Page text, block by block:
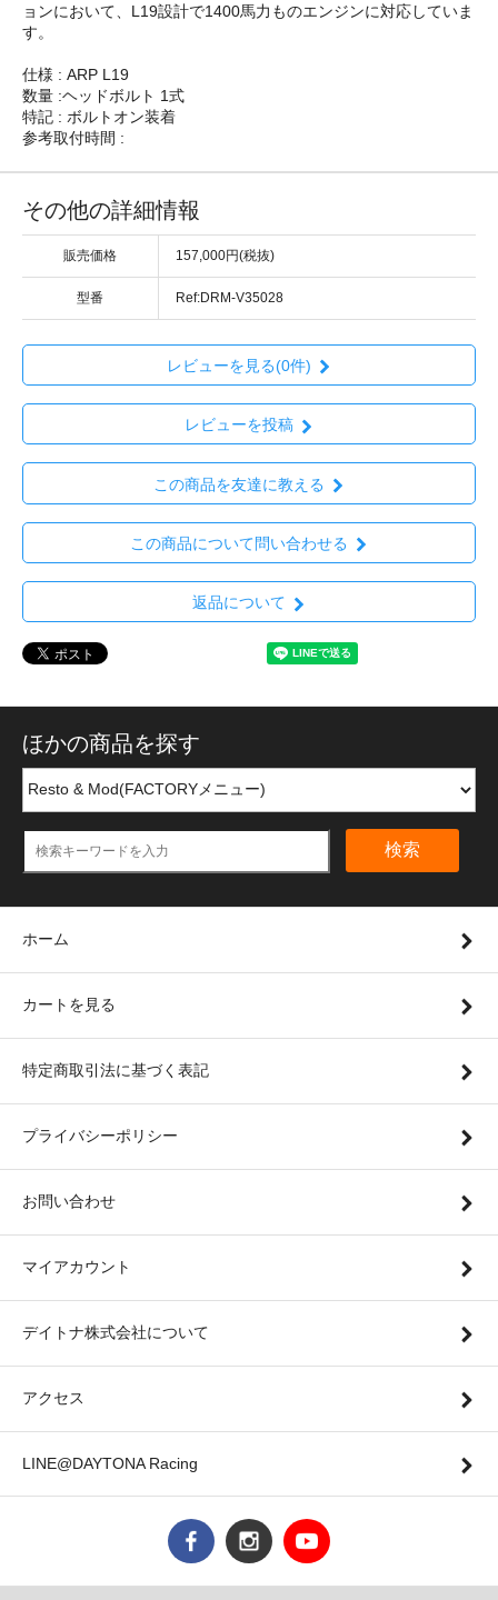
ョンにおいて、L19設計で1400馬力ものエンジンに対応していま
す。
仕様 : ARP L19
数量 :ヘッドボルト 1式
特記 : ボルトオン装着
参考取付時間 :
その他の詳細情報
販売価格 157,000円(税抜)
型番 Ref:DRM-V35028
レビューを見る(0件)
レビューを投稿
この商品を友達に教える
この商品について問い合わせる
返品について
ほかの商品を探す
検索
ホーム
カートを見る
特定商取引法に基づく表記
プライバシーポリシー
お問い合わせ
マイアカウント
デイトナ株式会社について
アクセス
LINE@DAYTONA Racing